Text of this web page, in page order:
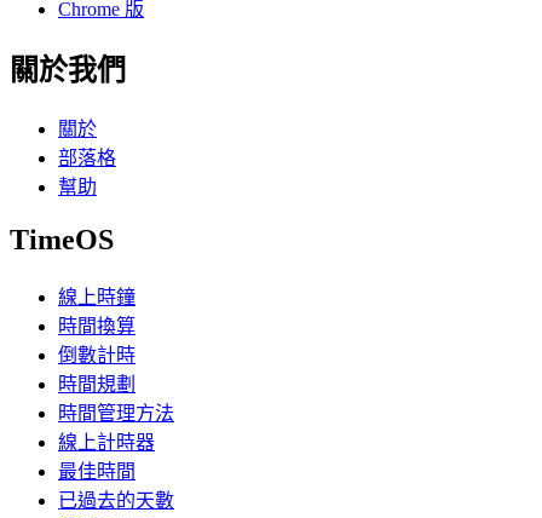
Chrome 版
關於我們
關於
部落格
幫助
TimeOS
線上時鐘
時間換算
倒數計時
時間規劃
時間管理方法
線上計時器
最佳時間
已過去的天數